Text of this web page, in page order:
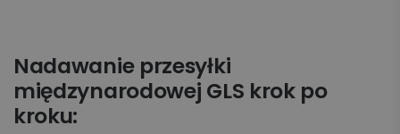
Nadawanie przesyłki
międzynarodowej GLS krok po
kroku: